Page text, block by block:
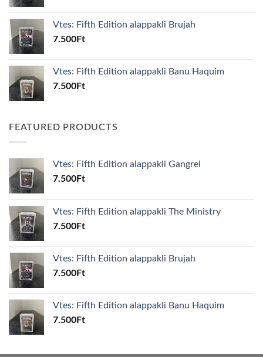
Vtes: Fifth Edition alappakli Brujah
7.500Ft
Vtes: Fifth Edition alappakli Banu Haquim
7.500Ft
FEATURED PRODUCTS
Vtes: Fifth Edition alappakli Gangrel
7.500Ft
Vtes: Fifth Edition alappakli The Ministry
7.500Ft
Vtes: Fifth Edition alappakli Brujah
7.500Ft
Vtes: Fifth Edition alappakli Banu Haquim
7.500Ft